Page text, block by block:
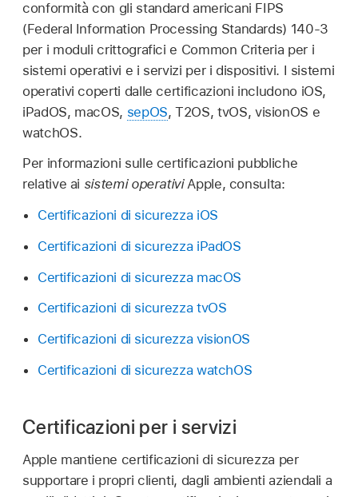
conformità con gli standard americani FIPS
(Federal Information Processing Standards) 140-3
per i moduli crittografici e Common Criteria per i
sistemi operativi e i servizi per i dispositivi. I sistemi
operativi coperti dalle certificazioni includono iOS,
iPadOS, macOS, sepOS, T2OS, tvOS, visionOS e
watchOS.
Per informazioni sulle certificazioni pubbliche
relative ai sistemi operativiApple, consulta:
Certificazioni di sicurezza iOS
Certificazioni di sicurezza iPadOS
Certificazioni di sicurezza macOS
Certificazioni di sicurezza tvOS
Certificazioni di sicurezza visionOS
Certificazioni di sicurezza watchOS
Certificazioni per i servizi
Apple mantiene certificazioni di sicurezza per
supportare i propri clienti, dagli ambienti aziendali a